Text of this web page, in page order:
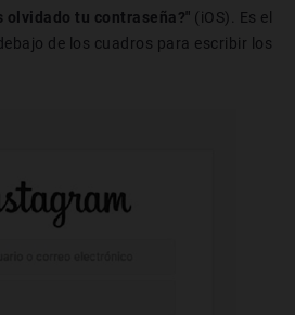
olvidado tu contraseña?" (iOS). Es el
de los cuadros para escribir los